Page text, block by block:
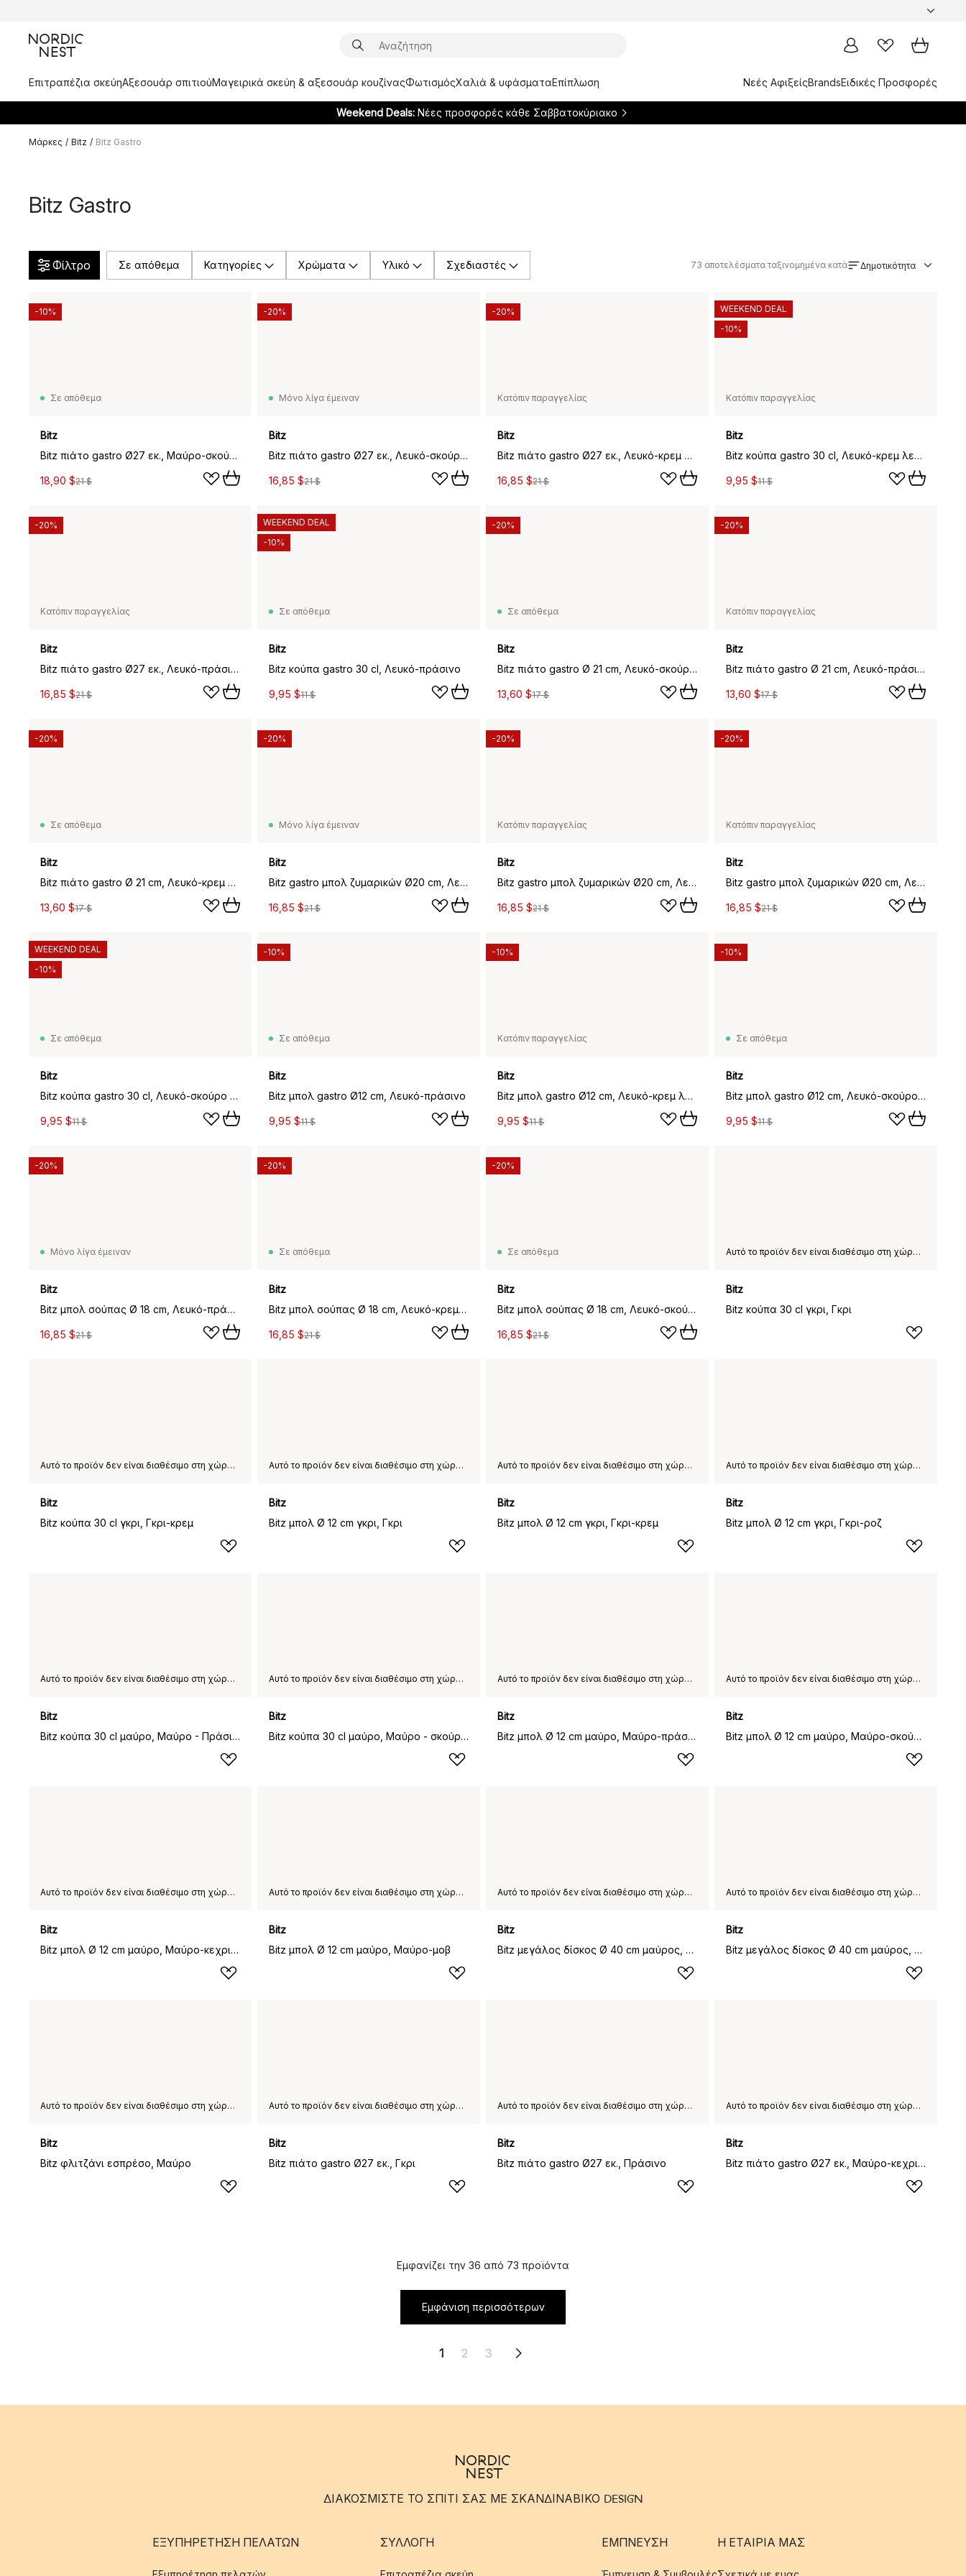
Επιτραπέζια σκεύηΑξεσουάρ σπιτιούΜαγειρικά σκεύη & αξεσουάρ κουζίναςΦωτισμόςΧαλιά & υφάσματαΕπίπλωση Νεές ΑφιξείςBrandsΕιδικές Προσφορές
Weekend Deals: Νέες προσφορές κάθε Σαββατοκύριακο
Μάρκες / Bitz / Bitz Gastro
Bitz Gastro
Φίλτρο Σε απόθεμα Κατηγορίες Χρώματα Υλικό Σχεδιαστές 73 αποτελέσματα ταξινομημένα κατά Δημοτικότητα
Σε απόθεμα
Bitz
Bitz πιάτο gastro Ø27 εκ., Μαύρο-σκούρο μπλε
18,90 $21 $
-10%
Μόνο λίγα έμειναν
Bitz
Bitz πιάτο gastro Ø27 εκ., Λευκό-σκούρο μπλε
16,85 $21 $
-20%
Κατόπιν παραγγελίας
Bitz
Bitz πιάτο gastro Ø27 εκ., Λευκό-κρεμ λευκό
16,85 $21 $
-20%
Κατόπιν παραγγελίας
Bitz
Bitz κούπα gastro 30 cl, Λευκό-κρεμ λευκό
9,95 $11 $
WEEKEND DEAL
-10%
Κατόπιν παραγγελίας
Bitz
Bitz πιάτο gastro Ø27 εκ., Λευκό-πράσινο
16,85 $21 $
-20%
Σε απόθεμα
Bitz
Bitz κούπα gastro 30 cl, Λευκό-πράσινο
9,95 $11 $
WEEKEND DEAL
-10%
Σε απόθεμα
Bitz
Bitz πιάτο gastro Ø 21 cm, Λευκό-σκούρο μπλε
13,60 $17 $
-20%
Κατόπιν παραγγελίας
Bitz
Bitz πιάτο gastro Ø 21 cm, Λευκό-πράσινο
13,60 $17 $
-20%
Σε απόθεμα
Bitz
Bitz πιάτο gastro Ø 21 cm, Λευκό-κρεμ λευκό
13,60 $17 $
-20%
Μόνο λίγα έμειναν
Bitz
Bitz gastro μπολ ζυμαρικών Ø20 cm, Λευκό-σκούρο μπλε
16,85 $21 $
-20%
Κατόπιν παραγγελίας
Bitz
Bitz gastro μπολ ζυμαρικών Ø20 cm, Λευκό-πράσινο
16,85 $21 $
-20%
Κατόπιν παραγγελίας
Bitz
Bitz gastro μπολ ζυμαρικών Ø20 cm, Λευκό-κρεμ λευκό
16,85 $21 $
-20%
Σε απόθεμα
Bitz
Bitz κούπα gastro 30 cl, Λευκό-σκούρο μπλε
9,95 $11 $
WEEKEND DEAL
-10%
Σε απόθεμα
Bitz
Bitz μπολ gastro Ø12 cm, Λευκό-πράσινο
9,95 $11 $
-10%
Κατόπιν παραγγελίας
Bitz
Bitz μπολ gastro Ø12 cm, Λευκό-κρεμ λευκό
9,95 $11 $
-10%
Σε απόθεμα
Bitz
Bitz μπολ gastro Ø12 cm, Λευκό-σκούρο μπλε
9,95 $11 $
-10%
Μόνο λίγα έμειναν
Bitz
Bitz μπολ σούπας Ø 18 cm, Λευκό-πράσινο
16,85 $21 $
-20%
Σε απόθεμα
Bitz
Bitz μπολ σούπας Ø 18 cm, Λευκό-κρεμ λευκό
16,85 $21 $
-20%
Σε απόθεμα
Bitz
Bitz μπολ σούπας Ø 18 cm, Λευκό-σκούρο μπλε
16,85 $21 $
-20%
Αυτό το προϊόν δεν είναι διαθέσιμο στη χώρα παράδοσης που έχετε επιλέξει.
Bitz
Bitz κούπα 30 cl γκρι, Γκρι
Αυτό το προϊόν δεν είναι διαθέσιμο στη χώρα παράδοσης που έχετε επιλέξει.
Bitz
Bitz κούπα 30 cl γκρι, Γκρι-κρεμ
Αυτό το προϊόν δεν είναι διαθέσιμο στη χώρα παράδοσης που έχετε επιλέξει.
Bitz
Bitz μπολ Ø 12 cm γκρι, Γκρι
Αυτό το προϊόν δεν είναι διαθέσιμο στη χώρα παράδοσης που έχετε επιλέξει.
Bitz
Bitz μπολ Ø 12 cm γκρι, Γκρι-κρεμ
Αυτό το προϊόν δεν είναι διαθέσιμο στη χώρα παράδοσης που έχετε επιλέξει.
Bitz
Bitz μπολ Ø 12 cm γκρι, Γκρι-ροζ
Αυτό το προϊόν δεν είναι διαθέσιμο στη χώρα παράδοσης που έχετε επιλέξει.
Bitz
Bitz κούπα 30 cl μαύρο, Μαύρο - Πράσινο
Αυτό το προϊόν δεν είναι διαθέσιμο στη χώρα παράδοσης που έχετε επιλέξει.
Bitz
Bitz κούπα 30 cl μαύρο, Μαύρο - σκούρο μπλε
Αυτό το προϊόν δεν είναι διαθέσιμο στη χώρα παράδοσης που έχετε επιλέξει.
Bitz
Bitz μπολ Ø 12 cm μαύρο, Μαύρο-πράσινο
Αυτό το προϊόν δεν είναι διαθέσιμο στη χώρα παράδοσης που έχετε επιλέξει.
Bitz
Bitz μπολ Ø 12 cm μαύρο, Μαύρο-σκούρο μπλε
Αυτό το προϊόν δεν είναι διαθέσιμο στη χώρα παράδοσης που έχετε επιλέξει.
Bitz
Bitz μπολ Ø 12 cm μαύρο, Μαύρο-κεχριμπάρι
Αυτό το προϊόν δεν είναι διαθέσιμο στη χώρα παράδοσης που έχετε επιλέξει.
Bitz
Bitz μπολ Ø 12 cm μαύρο, Μαύρο-μοβ
Αυτό το προϊόν δεν είναι διαθέσιμο στη χώρα παράδοσης που έχετε επιλέξει.
Bitz
Bitz μεγάλος δίσκος Ø 40 cm μαύρος, Μαύρο-σκούρο μπλε
Αυτό το προϊόν δεν είναι διαθέσιμο στη χώρα παράδοσης που έχετε επιλέξει.
Bitz
Bitz μεγάλος δίσκος Ø 40 cm μαύρος, Μαύρο-πράσινο
Αυτό το προϊόν δεν είναι διαθέσιμο στη χώρα παράδοσης που έχετε επιλέξει.
Bitz
Bitz φλιτζάνι εσπρέσο, Μαύρο
Αυτό το προϊόν δεν είναι διαθέσιμο στη χώρα παράδοσης που έχετε επιλέξει.
Bitz
Bitz πιάτο gastro Ø27 εκ., Γκρι
Αυτό το προϊόν δεν είναι διαθέσιμο στη χώρα παράδοσης που έχετε επιλέξει.
Bitz
Bitz πιάτο gastro Ø27 εκ., Πράσινο
Αυτό το προϊόν δεν είναι διαθέσιμο στη χώρα παράδοσης που έχετε επιλέξει.
Bitz
Bitz πιάτο gastro Ø27 εκ., Μαύρο-κεχριμπάρι
Εμφανίζει την 36 από 73 προϊόντα
Εμφάνιση περισσότερων
1 2 3
ΔΙΑΚΟΣΜΙΣΤΕ ΤΟ ΣΠΙΤΙ ΣΑΣ ΜΕ ΣΚΑΝΔΙΝΑΒΙΚΟ DESIGN
ΕΞΥΠΗΡΈΤΗΣΗ ΠΕΛΑΤΏΝ ΣΥΛΛΟΓΉ ΈΜΠΝΕΥΣΗ Η ΕΤΑΊΡΙΑ ΜΑΣ